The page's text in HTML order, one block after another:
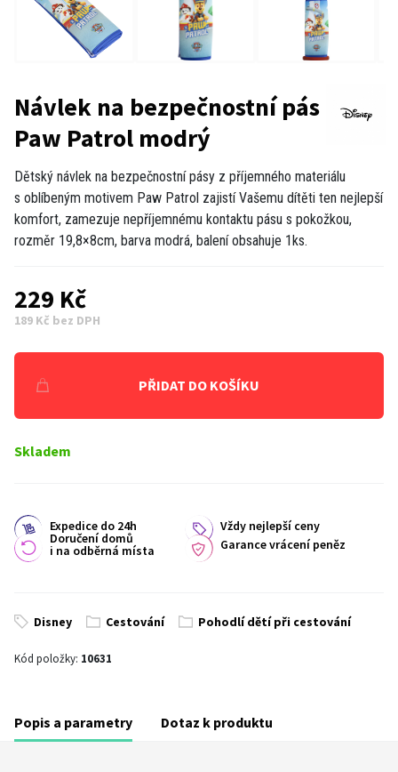
Návlek na bezpečnostní pás
Paw Patrol modrý
Dětský návlek na bezpečnostní pásy z příjemného materiálu
s oblíbeným motivem Paw Patrol zajistí Vašemu dítěti ten nejlepší
komfort, zamezuje nepříjemnému kontaktu pásu s pokožkou,
rozměr 19,8×8cm, barva modrá, balení obsahuje 1ks.
229 Kč
189 Kč bez DPH
PŘIDAT DO KOŠÍKU
Skladem
Expedice do 24h Vždy nejlepší ceny
Doručení domů
i na odběrná místa Garance vrácení peněz
Disney Cestování Pohodlí dětí při cestování
Kód položky: 10631
Popis a parametry Dotaz k produktu